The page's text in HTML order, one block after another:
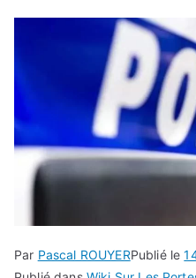
Par Pascal ROUYERPublié le